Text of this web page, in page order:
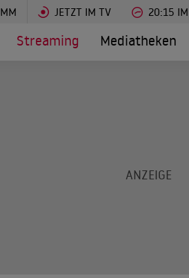
JETZT IM TV 20:15
Streaming Mediatheken